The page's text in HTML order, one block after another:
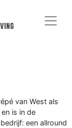
van West als
is in de
een allround